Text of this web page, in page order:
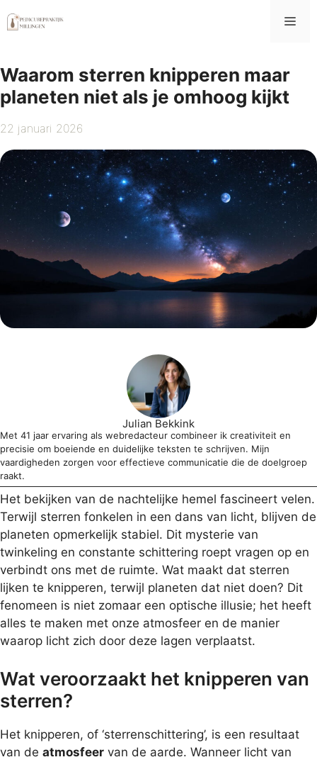
naar
Waarom sterren knipperen maar
planeten niet als je omhoog kijkt
22 januari 2026
Julian Bekkink
Met 41 jaar ervaring als webredacteur combineer ik creativiteit en
precisie om boeiende en duidelijke teksten te schrijven. Mijn
vaardigheden zorgen voor effectieve communicatie die de doelgroep
raakt.
Het bekijken van de nachtelijke hemel fascineert velen.
Terwijl sterren fonkelen in een dans van licht, blijven de
planeten opmerkelijk stabiel. Dit mysterie van
twinkeling en constante schittering roept vragen op en
verbindt ons met de ruimte. Wat maakt dat sterren
lijken te knipperen, terwijl planeten dat niet doen? Dit
fenomeen is niet zomaar een optische illusie; het heeft
alles te maken met onze atmosfeer en de manier
waarop licht zich door deze lagen verplaatst.
Wat veroorzaakt het knipperen van
sterren?
Het knipperen, of ‘sterrenschittering’, is een resultaat
van de atmosfeer van de aarde. Wanneer licht van